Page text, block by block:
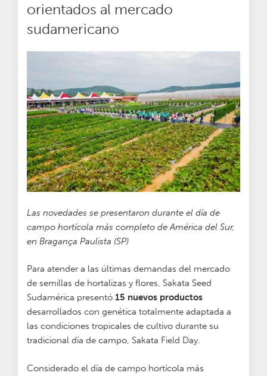
orientados al mercado
sudamericano
Las novedades se presentaron durante el día de
campo hortícola más completo de América del Sur,
en Bragança Paulista (SP)
Para atender a las últimas demandas del mercado
de semillas de hortalizas y flores, Sakata Seed
Sudamérica presentó 15 nuevos productos
desarrollados con genética totalmente adaptada a
las condiciones tropicales de cultivo durante su
tradicional día de campo, Sakata Field Day.
Considerado el día de campo hortícola más